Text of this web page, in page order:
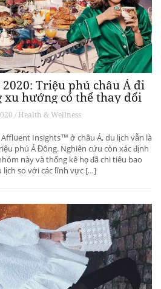
Triệu phú châu Á đi
hướng có thể thay đổi
lịch thượng lưu
/ Health & Wellness
Insights™ ở châu Á, du lịch vẫn là
phú Á Đông. Nghiên cứu còn xác định
này và thống kê họ đã chi tiêu bao
lịch so với các lĩnh vực […]